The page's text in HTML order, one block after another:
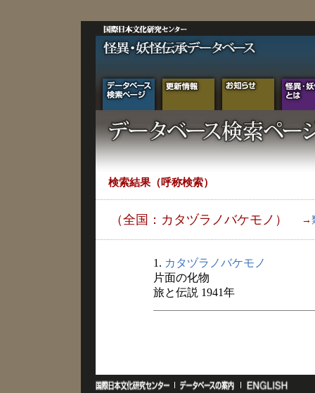
検索結果（呼称検索）
（全国：カタヅラノバケモノ） →
1. カタヅラノバケモノ
片面の化物
旅と伝説 1941年